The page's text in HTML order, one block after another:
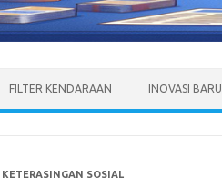
FILTER KENDARAAN INOVASI BARU
KETERASINGAN SOSIAL